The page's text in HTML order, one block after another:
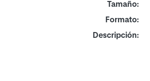
Tamaño:
Formato:
Descripción: